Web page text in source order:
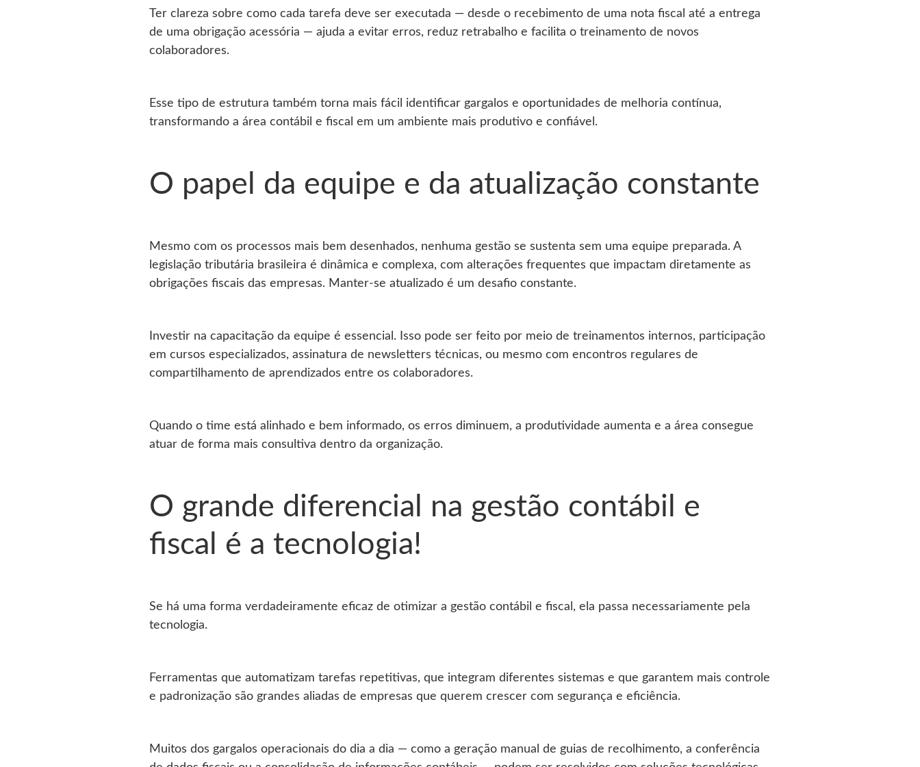
Ter clareza sobre como cada tarefa deve ser executada — desde o recebimento de uma nota fiscal até a entrega
de uma obrigação acessória — ajuda a evitar erros, reduz retrabalho e facilita o treinamento de novos
colaboradores.
Esse tipo de estrutura também torna mais fácil identificar gargalos e oportunidades de melhoria contínua,
transformando a área contábil e fiscal em um ambiente mais produtivo e confiável.
O papel da equipe e da atualização constante
Mesmo com os processos mais bem desenhados, nenhuma gestão se sustenta sem uma equipe preparada. A
legislação tributária brasileira é dinâmica e complexa, com alterações frequentes que impactam diretamente as
obrigações fiscais das empresas. Manter-se atualizado é um desafio constante.
Investir na capacitação da equipe é essencial. Isso pode ser feito por meio de treinamentos internos, participação
em cursos especializados, assinatura de newsletters técnicas, ou mesmo com encontros regulares de
compartilhamento de aprendizados entre os colaboradores.
Quando o time está alinhado e bem informado, os erros diminuem, a produtividade aumenta e a área consegue
atuar de forma mais consultiva dentro da organização.
O grande diferencial na gestão contábil e
fiscal é a tecnologia!
Se há uma forma verdadeiramente eficaz de otimizar a gestão contábil e fiscal, ela passa necessariamente pela
tecnologia.
Ferramentas que automatizam tarefas repetitivas, que integram diferentes sistemas e que garantem mais controle
e padronização são grandes aliadas de empresas que querem crescer com segurança e eficiência.
Muitos dos gargalos operacionais do dia a dia — como a geração manual de guias de recolhimento, a conferência